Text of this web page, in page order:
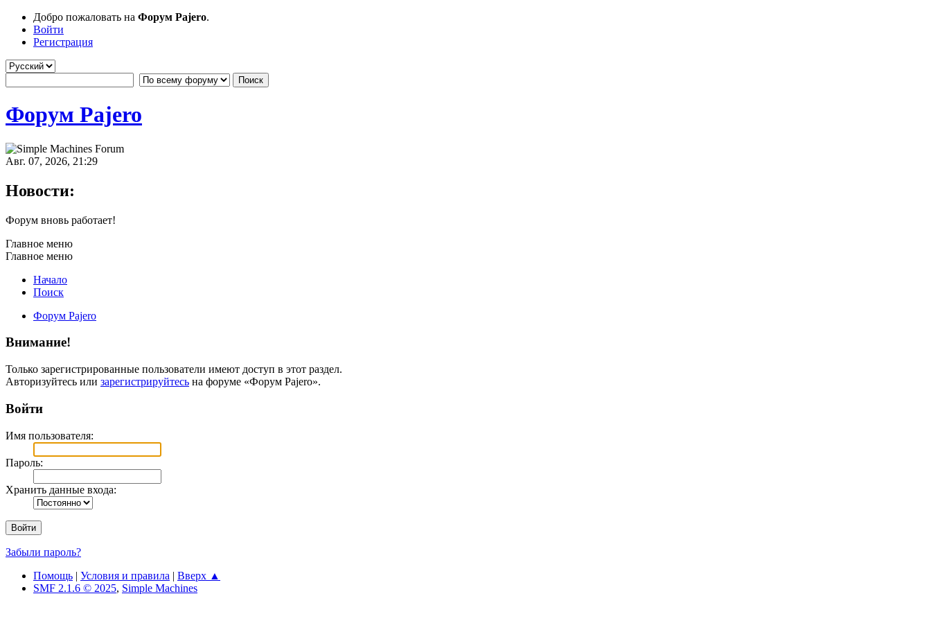
Добро пожаловать на Форум Pajero.
Войти
Регистрация
Форум Pajero
Авг. 07, 2026, 21:29
Новости:
Форум вновь работает!
Главное меню
Главное меню
Начало
Поиск
Форум Pajero
Внимание!
Только зарегистрированные пользователи имеют доступ в этот раздел.
Авторизуйтесь или зарегистрируйтесь на форуме «Форум Pajero».
Войти
Имя пользователя:
Пароль:
Хранить данные входа:
Забыли пароль?
Помощь | Условия и правила | Вверх ▲
SMF 2.1.6 © 2025, Simple Machines